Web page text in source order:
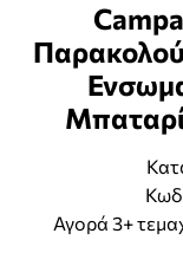
Αγορά 3+